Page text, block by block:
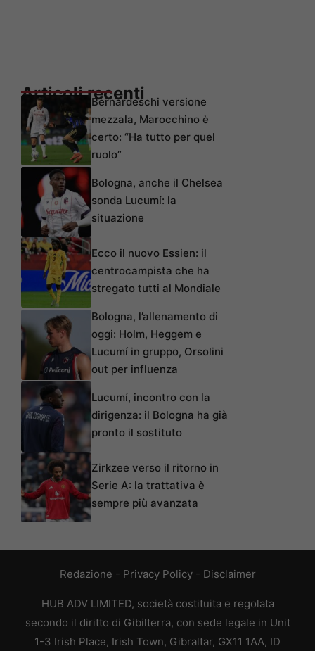
Articoli recentiBernardeschi versione
mezzala, Marocchino è
certo: “Ha tutto per quel
ruolo”
Bologna, anche il Chelsea
sonda Lucumí: la
situazione
Ecco il nuovo Essien: il
centrocampista che ha
stregato tutti al Mondiale
Bologna, l’allenamento di
oggi: Holm, Heggem e
Lucumí in gruppo, Orsolini
out per influenza
Lucumí, incontro con la
dirigenza: il Bologna ha già
pronto il sostituto
Zirkzee verso il ritorno in
Serie A: la trattativa è
sempre più avanzata
Redazione - Privacy Policy- Disclaimer
HUB ADV LIMITED, società costituita e regolata
secondo il diritto di Gibilterra, con sede legale in Unit
1-3 Irish Place, Irish Town, Gibraltar, GX11 1AA, ID